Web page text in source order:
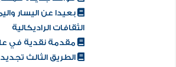
بعيدا عن اليسار
الثقافات الراديكالية
مقدمة نقدية في
الطريق الثالث